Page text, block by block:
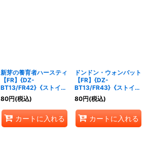
新芽の養育者ハースティ
【FR】{DZ-
BT13/FR42}《ストイケ
イア》
80円(税込)
カートに入れる
ドンドン・ウォンバット
【FR】{DZ-
BT13/FR43}《ストイケ
イア》
80円(税込)
カートに入れる